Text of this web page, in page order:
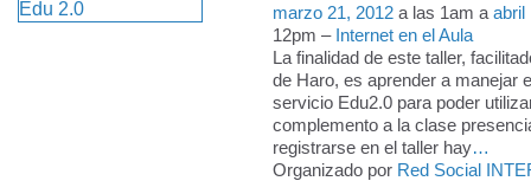
marzo 21, 2012 a las 1am a abril
12pm – Internet en el Aula
La finalidad de este taller,
de Haro, es aprender a manejar
servicio Edu2.0 para poder
complemento a la clase
registrarse en el taller hay…
Organizado por Red Social